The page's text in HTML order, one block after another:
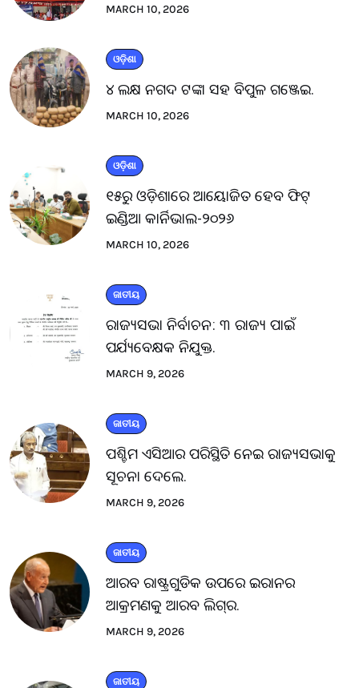
MARCH 10, 2026
ଓଡ଼ିଶା
୪ ଲକ୍ଷ ନଗଦ ଟଙ୍କା ସହ ବିପୁଳ ଗଞ୍ଜେଇ.
MARCH 10, 2026
ଓଡ଼ିଶା
୧୫ରୁ ଓଡ଼ିଶାରେ ଆୟୋଜିତ ହେବ ଫିଟ୍
ଇଣ୍ଡିଆ କାର୍ନିଭାଲ-୨୦୨୬
MARCH 10, 2026
ଜାତୀୟ
ରାଜ୍ୟସଭା ନିର୍ବାଚନ: ୩ ରାଜ୍ୟ ପାଇଁ
ପର୍ଯ୍ୟବେକ୍ଷକ ନିଯୁକ୍ତ.
MARCH 9, 2026
ଜାତୀୟ
ପଶ୍ଚିମ ଏସିଆର ପରିସ୍ଥିତି ନେଇ ରାଜ୍ୟସଭାକୁ
ସୂଚନା ଦେଲେ.
MARCH 9, 2026
ଜାତୀୟ
ଆରବ ରାଷ୍ଟ୍ରଗୁଡିକ ଉପରେ ଇରାନର
ଆକ୍ରମଣକୁ ଆରବ ଲିଗ୍‌ର.
MARCH 9, 2026
ଜାତୀୟ